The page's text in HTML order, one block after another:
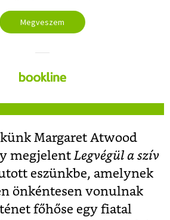
Megveszem
Margaret Atwood
megjelent Legvégül a szív
eszünkbe, amelynek
önkéntesen vonulnak
főhőse egy fiatal